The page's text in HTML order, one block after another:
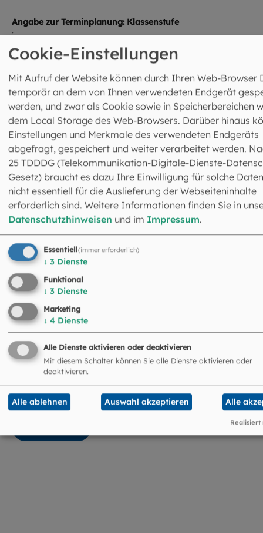
Angabe zur Terminplanung: Klassenstufe
Anzahl Klassen
1
3
4
5 oder mehr
Anzahl Mädchen Klasse A
Anzahl Jungen Klasse A
Cookie-Einstellungen
Mit Aufruf der Website können durch Ihren Web-Browser
temporär an dem von Ihnen verwendeten Endgerät
werden, und zwar als Cookie sowie in Speicherbereichen
dem Local Storage des Web-Browsers. Darüber hinaus
Einstellungen und Merkmale des verwendeten Endgeräts
abgefragt, gespeichert und weiter verarbeitet werden.
25 TDDDG (Telekommunikation-Digitale-Dienste-
Gesetz) braucht es dazu Ihre Einwilligung für solche
nicht essentiell für die Auslieferung der Webseiteninhalte
erforderlich sind. Weitere Informationen finden Sie in
Datenschutzhinweisen und im Impressum.
Essentiell(immer erforderlich)
↓ 3 Dienste
Funktional
↓ 3 Dienste
Marketing
↓ 4 Dienste
Alle Dienste aktivieren oder deaktivieren
Mit diesem Schalter können Sie alle Dienste aktivieren oder
deaktivieren.
Alle ablehnen Auswahl akzeptieren Alle
Realisiert